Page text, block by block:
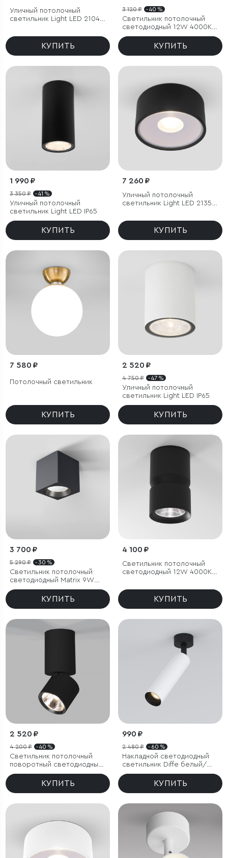
Уличный потолочный
светильник Light LED 2104
КУПИТЬ
3 120 ₽ - 40 %
Светильник потолочный
светодиодный 12W 4000К
чёрный
КУПИТЬ
1 990 ₽
3 350 ₽ - 41 %
Уличный потолочный
светильник Light LED IP65
КУПИТЬ
7 260 ₽
Уличный потолочный
светильник Light LED 2135
КУПИТЬ
7 580 ₽
Потолочный светильник
КУПИТЬ
2 520 ₽
4 750 ₽ - 47 %
Уличный потолочный
светильник Light LED IP65
КУПИТЬ
3 700 ₽
5 290 ₽ - 30 %
Светильник потолочный
светодиодный Matrix 9W
4000К черный
КУПИТЬ
4 100 ₽
Светильник потолочный
светодиодный 12W 4000К
КУПИТЬ
2 520 ₽
4 200 ₽ - 40 %
Светильник потолочный
поворотный светодиодный
Sens 10W 4000K чёрный
КУПИТЬ
990 ₽
2 480 ₽ - 60 %
Накладной светодиодный
светильник Diffe белый/
черный
КУПИТЬ